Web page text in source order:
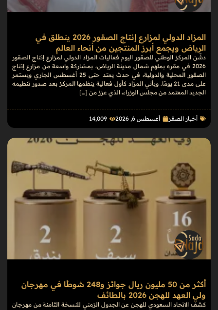
المزاد الدولي لمزارع إنتاج الصقور 2026 ينطلق في
الرياض ويجمع أبرز المنتجين من أنحاء العالم
دشّن المركز الوطني للصقور اليوم فعاليات المزاد الدولي لمزارع إنتاج الصقور
2026 في مقره بملهم شمال مدينة الرياض، بمشاركة واسعة من مزارع إنتاج
الصقور المحلية والدولية، في حدث يمتد حتى 25 أغسطس الجاري ويستمر
على مدى 21 يومًا. ويأتي المزاد كأول فعالية ينظمها المركز بعد صدور تنظيمه
الجديد المعتمد من مجلس الوزراء، الذي عزز من […]
أخبار الصقر أغسطس 6, 2026 14٬009
أكثر من 50 مليون ريال جوائز و248 شوطًا في مهرجان
ولي العهد للهجن 2026 بالطائف
كشف الاتحاد السعودي للهجن عن الجدول الزمني للنسخة الثامنة من مهرجان